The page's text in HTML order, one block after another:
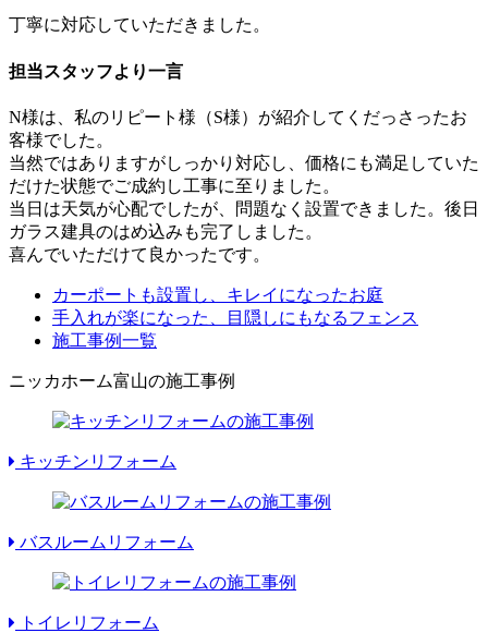
丁寧に対応していただきました。
担当スタッフより一言
N様は、私のリピート様（S様）が紹介してくだっさったお
客様でした。
当然ではありますがしっかり対応し、価格にも満足していた
だけた状態でご成約し工事に至りました。
当日は天気が心配でしたが、問題なく設置できました。後日
ガラス建具のはめ込みも完了しました。
喜んでいただけて良かったです。
カーポートも設置し、キレイになったお庭
手入れが楽になった、目隠しにもなるフェンス
施工事例一覧
ニッカホーム富山の施工事例
キッチンリフォーム
バスルームリフォーム
トイレリフォーム